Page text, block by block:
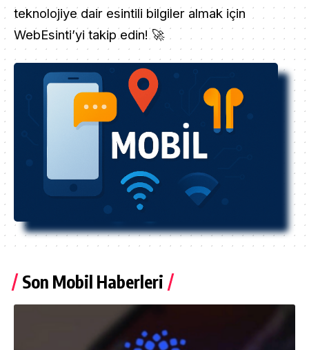
teknolojiye dair esintili bilgiler almak için
WebEsinti’yi takip edin! 🚀
Son Mobil Haberleri